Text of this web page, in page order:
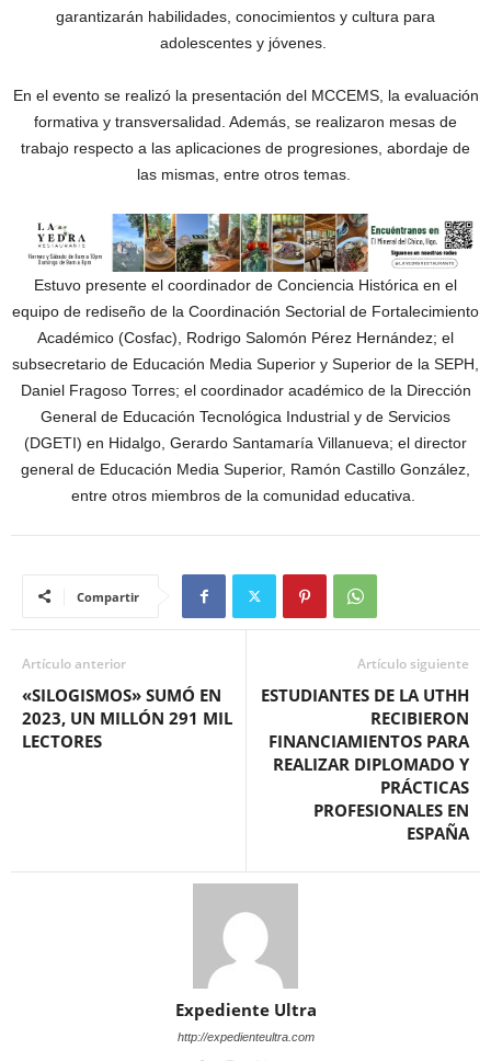
garantizarán habilidades, conocimientos y cultura para
adolescentes y jóvenes.
En el evento se realizó la presentación del MCCEMS, la evaluación
formativa y transversalidad. Además, se realizaron mesas de
trabajo respecto a las aplicaciones de progresiones, abordaje de
las mismas, entre otros temas.
Estuvo presente el coordinador de Conciencia Histórica en el
equipo de rediseño de la Coordinación Sectorial de Fortalecimiento
Académico (Cosfac), Rodrigo Salomón Pérez Hernández; el
subsecretario de Educación Media Superior y Superior de la SEPH,
Daniel Fragoso Torres; el coordinador académico de la Dirección
General de Educación Tecnológica Industrial y de Servicios
(DGETI) en Hidalgo, Gerardo Santamaría Villanueva; el director
general de Educación Media Superior, Ramón Castillo González,
entre otros miembros de la comunidad educativa.
Compartir
Artículo anterior
«SILOGISMOS» SUMÓ EN
2023, UN MILLÓN 291 MIL
LECTORES
Artículo siguiente
ESTUDIANTES DE LA UTHH
RECIBIERON
FINANCIAMIENTOS PARA
REALIZAR DIPLOMADO Y
PRÁCTICAS
PROFESIONALES EN
ESPAÑA
Expediente Ultra
http://expedienteultra.com